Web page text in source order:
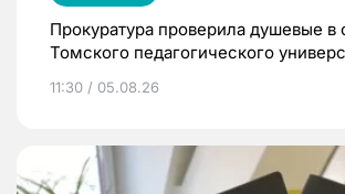
Прокуратура проверила душевые
Томского педагогического
11:30 / 05.08.26